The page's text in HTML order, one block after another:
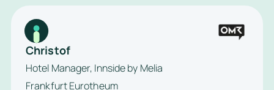
Christof
Hotel Manager, Innside by Melia
Frankfurt Eurotheum